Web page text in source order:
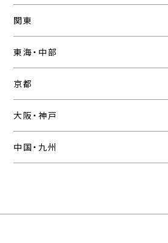
関東
東海・中部
京都
大阪・神戸
中国・九州